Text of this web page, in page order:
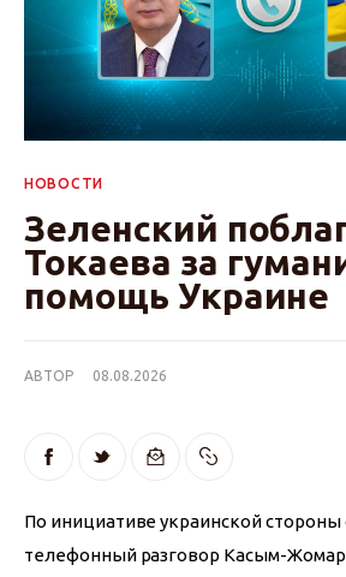
Видео
Barys Sport
НОВОСТИ
Зеленский
Токаева за
помощь Украине
АВТОР 08.08.2026
По инициативе украинской стороны
телефонный разговор Касым-